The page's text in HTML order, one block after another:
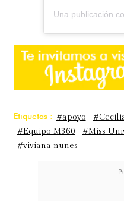
Una publicación
Etiquetas : #apoyo
#Equipo M360
#Miss
#viviana nunes